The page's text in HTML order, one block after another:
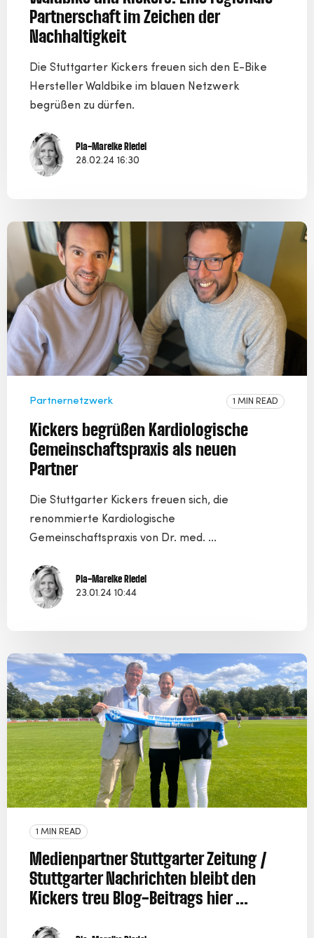
Partnerschaft im Zeichen der
Nachhaltigkeit
Die Stuttgarter Kickers freuen sich den E-Bike
Hersteller Waldbike im blauen Netzwerk
begrüßen zu dürfen.
Pia-Mareike Riedel
28.02.24 16:30
Partnernetzwerk 1 MIN READ
Kickers begrüßen Kardiologische
Gemeinschaftspraxis als neuen
Partner
Die Stuttgarter Kickers freuen sich, die
renommierte Kardiologische
Gemeinschaftspraxis von Dr. med. ...
Pia-Mareike Riedel
23.01.24 10:44
1 MIN READ
Medienpartner Stuttgarter Zeitung /
Stuttgarter Nachrichten bleibt den
Kickers treu Blog-Beitrags hier ...